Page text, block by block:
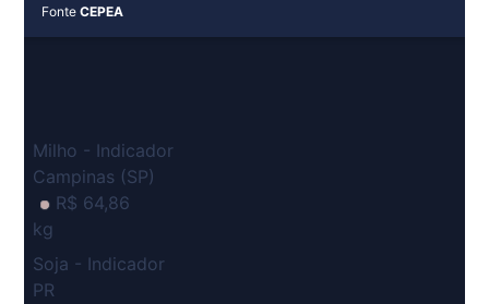
FonteCEPEA
Milho - Indicador
Campinas (SP)
R$ 64,86
kg
Soja - Indicador
PR